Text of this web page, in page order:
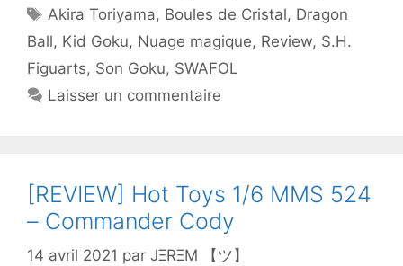
Étiquettes
Akira Toriyama, Boules de Cristal, Dragon
Ball, Kid Goku, Nuage magique, Review, S.H.
Figuarts, Son Goku, SWAFOL
Laisser un commentaire
[REVIEW] Hot Toys 1/6 MMS 524
– Commander Cody
14 avril 2021 par JΞRΞM 【ツ】